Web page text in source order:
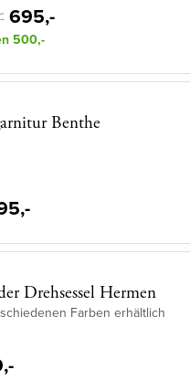
695,-
500,-
Benthe
Drehsessel Hermen
Farben erhältlich